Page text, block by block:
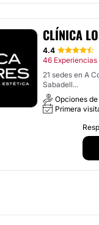
CLÍNICA
4.4
46 Experiencias
21 sedes en A
Sabadell...
Opciones de
Primera